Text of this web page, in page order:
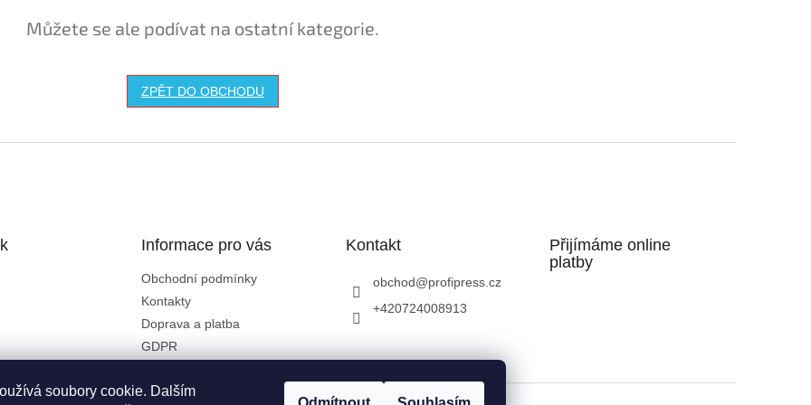
soubory cookie. Dalším
Můžete se ale podívat na ostatní kategorie.
ZPĚT DO OBCHODU
Informace pro vás
Obchodní podmínky
Kontakty
Doprava a platba
GDPR
Kontakt
obchod@profipress.cz
+420724008913
Přijímáme online
platby